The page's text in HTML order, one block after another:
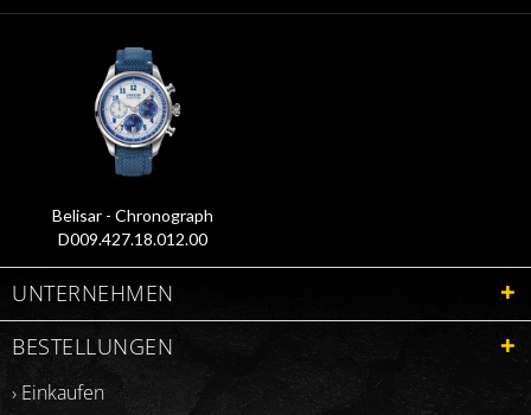
Belisar - Chronograph
D009.427.18.012.00
UNTERNEHMEN
BESTELLUNGEN
› Einkaufen